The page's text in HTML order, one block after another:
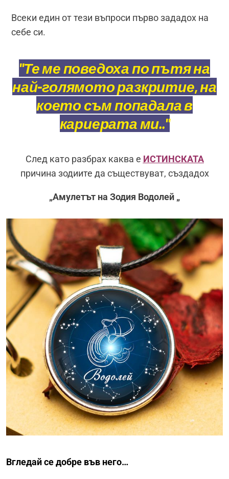
Всеки един от тези въпроси първо зададох на
себе си.
"Те ме поведоха по пътя на
най-голямото разкритие, на
което съм попадала в
кариерата ми.."
След като разбрах каква е ИСТИНСКАТА
причина зодиите да съществуват, създадох
„Амулетът на Зодия Водолей „
Вгледай се добре във него…